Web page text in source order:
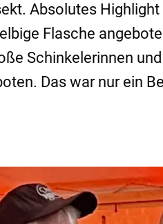
Absolutes Highlight
Flasche
Schinkelerinnen
Das war nur ein